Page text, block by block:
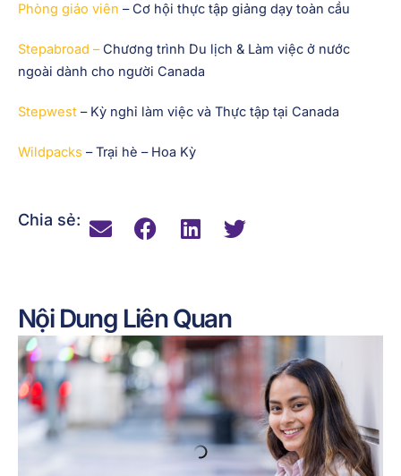
Phòng giáo viên – Cơ hội thực tập giảng dạy toàn cầu
Stepabroad –Chương trình Du lịch & Làm việc ở nước
ngoài dành cho người Canada
Stepwest – Kỳ nghỉ làm việc và Thực tập tại Canada
Wildpacks – Trại hè – Hoa Kỳ
Chia sẻ:
Nội Dung Liên Quan